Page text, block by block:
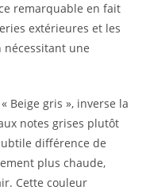
remarquable en fait
extérieures et les
nécessitant une
Beige gris », inverse la
notes grises plutôt
différence de
plus chaude,
Cette couleur